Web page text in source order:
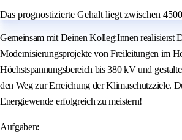
Das prognostizierte Gehalt liegt zwischen
Gemeinsam mit Deinen Kolleg:Innen realisierst
Modernisierungsprojekte von Freileitungen im
Höchstspannungsbereich bis 380 kV und
den Weg zur Erreichung der Klimaschutzziele.
Energiewende erfolgreich zu meistern!
Aufgaben: